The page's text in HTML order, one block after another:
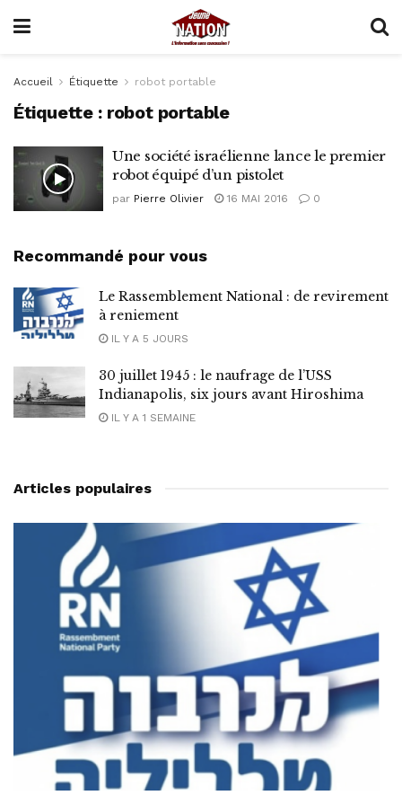
Accueil Étiquette robot portable
Étiquette : robot portable
Une société israélienne lance le premier
robot équipé d’un pistolet
par Pierre Olivier 16 MAI 2016 0
Recommandé pour vous
Le Rassemblement National : de revirement
à reniement
IL Y A 5 JOURS
30 juillet 1945 : le naufrage de l’USS
Indianapolis, six jours avant Hiroshima
IL Y A 1 SEMAINE
Articles populaires